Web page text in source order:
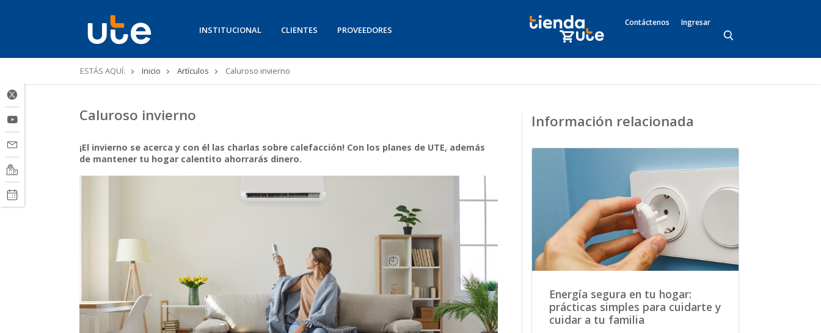
INSTITUCIONAL CLIENTES PROVEEDORES
Contáctenos Ingresar
Ruta
navegación
ESTÁS AQUÍ: Inicio Artículos Caluroso invierno
Caluroso invierno
¡El invierno se acerca y con él las charlas sobre calefacción! Con los planes de UTE, además
de mantener tu hogar calentito ahorrarás dinero.
Información relacionada
Energía segura en tu hogar:
prácticas simples para cuidarte y
cuidar a tu familia